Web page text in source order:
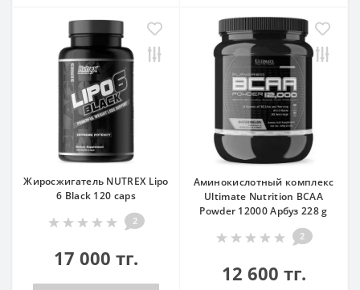
Жиросжигатель NUTREX Lipo
6 Black 120 caps
2
17 000 тг.
Аминокислотный комплекс
Ultimate Nutrition BCAA
Powder 12000 Арбуз 228 g
2
12 600 тг.